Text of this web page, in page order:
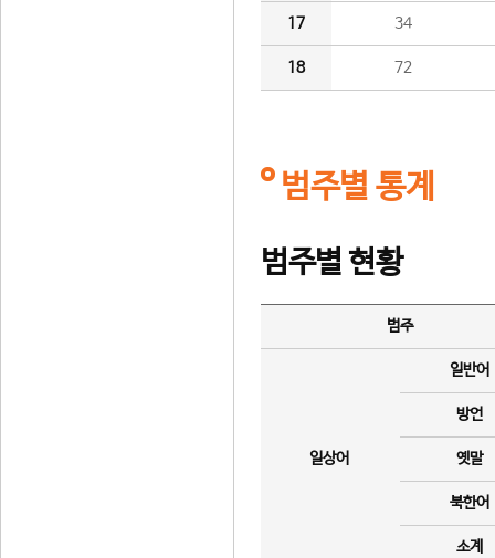
17 34
18 72
범주별 통계
범주별 현황
범주
일상어
일반어
방언
옛말
북한어
소계